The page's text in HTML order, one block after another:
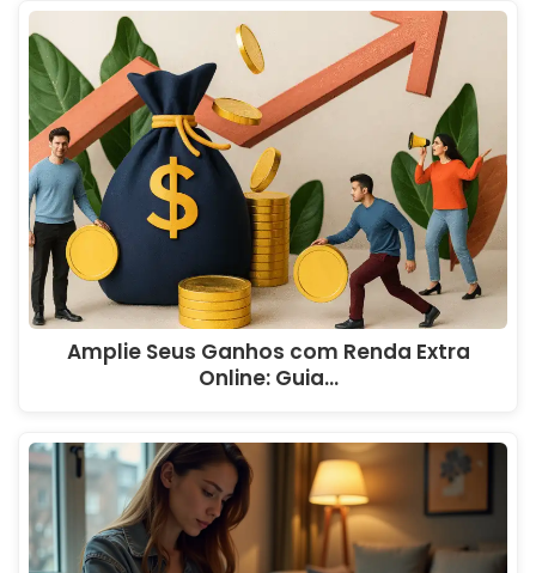
Amplie Seus Ganhos com Renda Extra
Online: Guia…